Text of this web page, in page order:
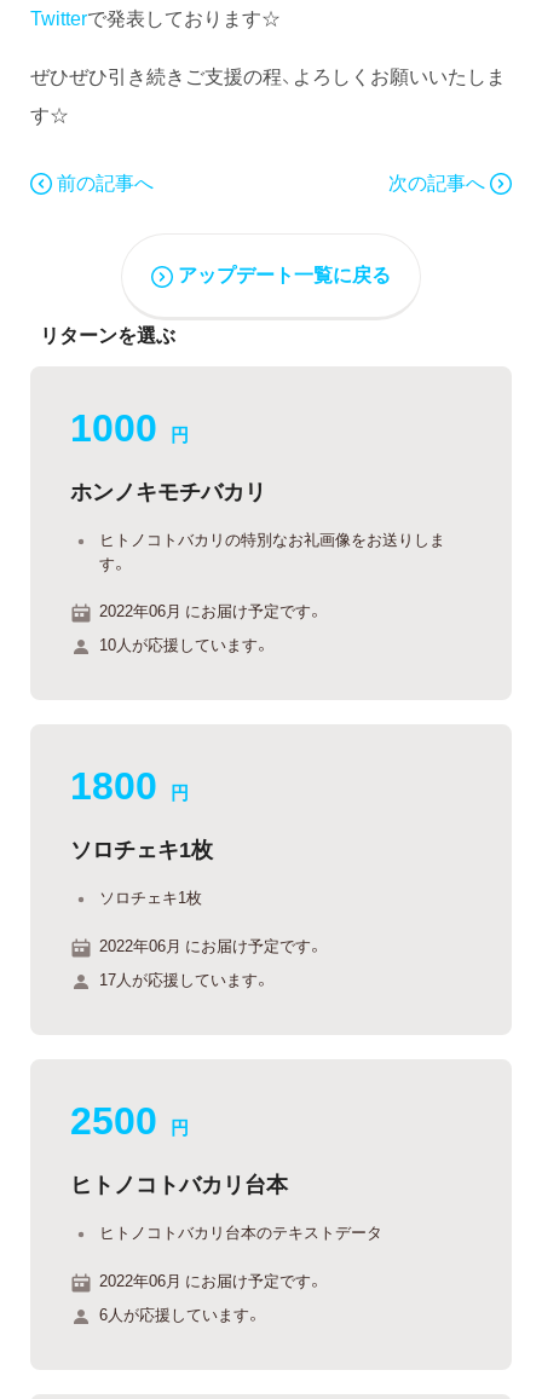
Twitterで発表しております☆
ぜひぜひ引き続きご支援の程、よろしくお願いいたしま
す☆
前の記事へ 次の記事へ
アップデート一覧に戻る
リターンを選ぶ
1000 円
ホンノキモチバカリ
ヒトノコトバカリの特別なお礼画像をお送りしま
す。
2022年06月 にお届け予定です。
10人が応援しています。
1800 円
ソロチェキ1枚
ソロチェキ1枚
2022年06月 にお届け予定です。
17人が応援しています。
2500 円
ヒトノコトバカリ台本
ヒトノコトバカリ台本のテキストデータ
2022年06月 にお届け予定です。
6人が応援しています。